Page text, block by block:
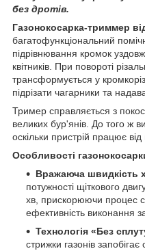
без дротів.
Газонокосарка-триммер
багатофункціональний
підрівнювання кромок
квітників. При повороті
трансформується у
підрізати чагарники та
Тример справляється з
великих бур'янів. До того ж
оскільки пристрій працює
Особливості
Вражаюча швидкість
потужності щіткового
хв, прискорюючи процес
ефективність виконання
Технологія «Без
стрижки газонів